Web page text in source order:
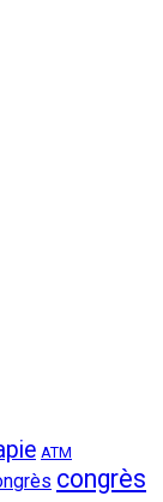
ATM
congrès